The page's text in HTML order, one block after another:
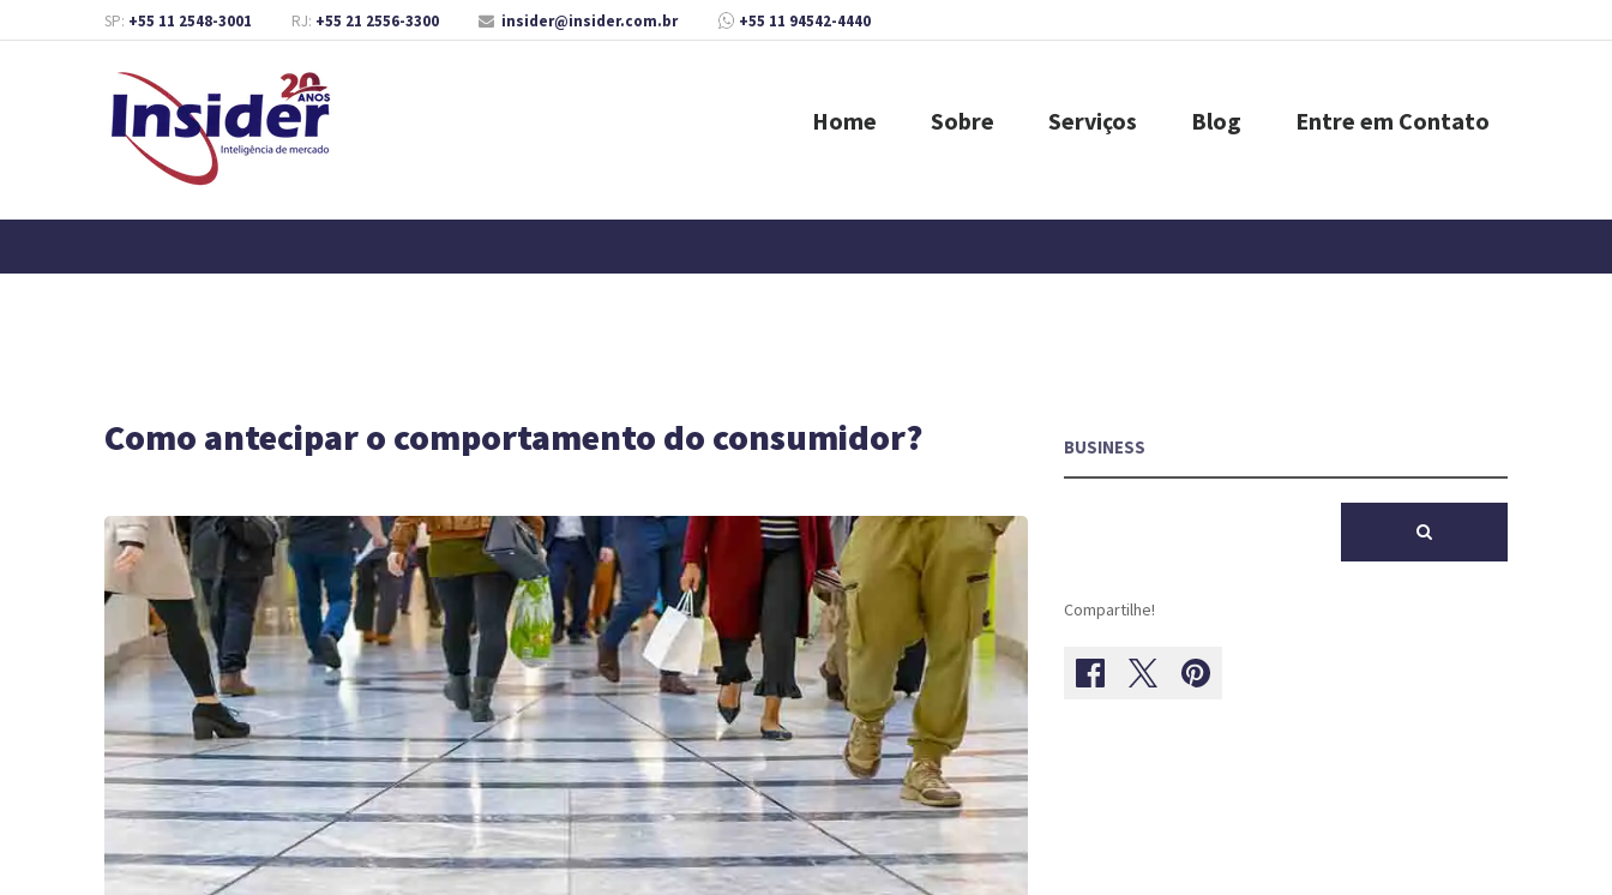
SP: +55 11 2548-3001 RJ: +55 21 2556-3300 insider@insider.com.br +55 11 94542-4440
Home Sobre Serviços Blog Entre em Contato
Como antecipar o comportamento do consumidor?
Compartilhe!